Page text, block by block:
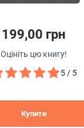
199,00 грн
Оцініть цю книгу!
5 / 5
Купити